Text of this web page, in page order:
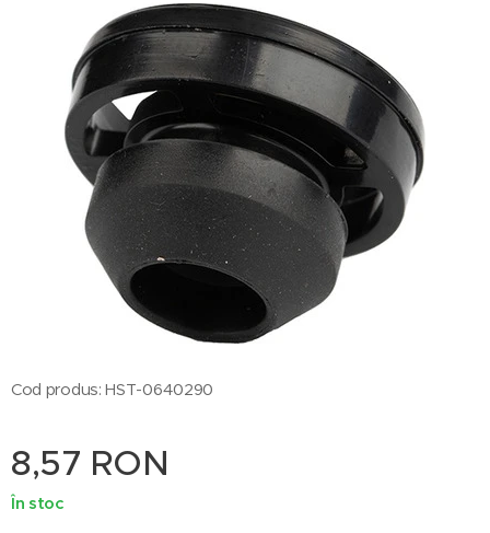
Cod produs: HST-0640290
8,57 RON
În stoc